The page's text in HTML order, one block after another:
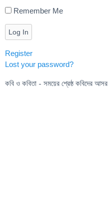
Remember Me
Log In
Register
Lost your password?
কবি ও কবিতা - সময়ের শ্রেষ্ঠ কবিদের আসর